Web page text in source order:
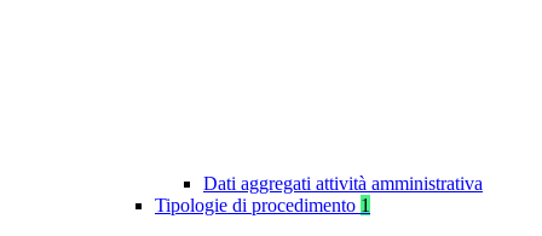
Dati aggregati attività amministrativa
Tipologie di procedimento 1